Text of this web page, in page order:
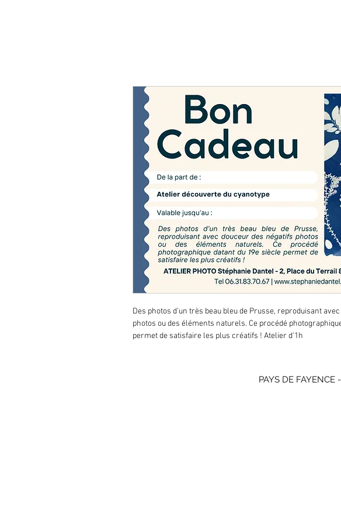
Des photos d’un très beau bleu de Prusse, reproduisant
photos ou des éléments naturels. Ce procédé
permet de satisfaire les plus créatifs ! Atelier d'1h
PAYS DE FAYENCE -